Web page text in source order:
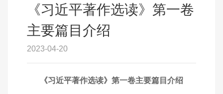
《习近平著作选读》第一卷
主要篇目介绍
2023-04-20
《习近平著作选读》第一卷主要篇目介绍